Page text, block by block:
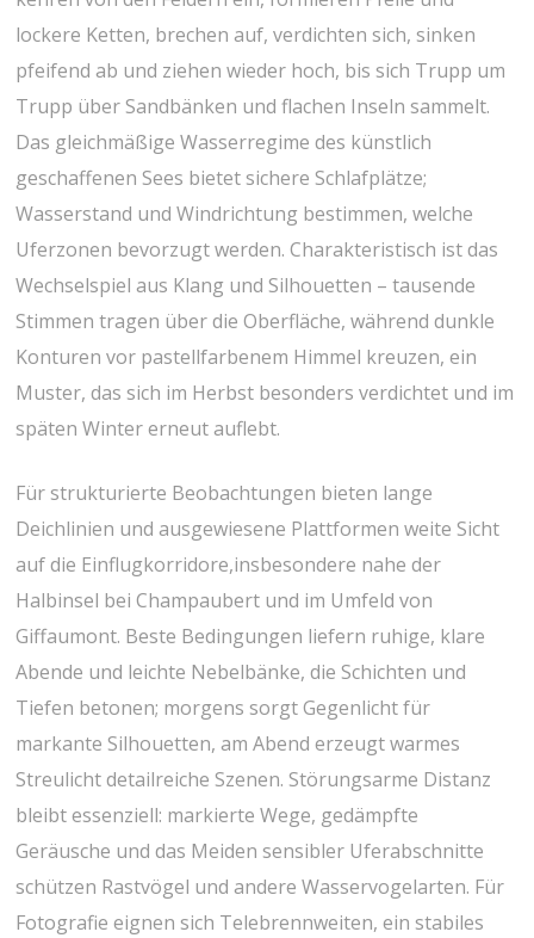
lockere Ketten, brechen auf, ⁣verdichten sich, sinken
pfeifend ‍ab und‍ ziehen wieder hoch,‍ bis sich Trupp um
Trupp über Sandbänken und flachen Inseln‍ sammelt.
Das gleichmäßige Wasserregime des künstlich
geschaffenen Sees⁤ bietet sichere Schlafplätze;
Wasserstand und⁤ Windrichtung bestimmen, welche
Uferzonen bevorzugt werden. Charakteristisch ist das
Wechselspiel aus Klang und Silhouetten – tausende
Stimmen tragen über die⁢ Oberfläche, während dunkle⁤
Konturen vor pastellfarbenem Himmel kreuzen, ein
Muster, das sich im Herbst besonders verdichtet und im
späten Winter erneut auflebt.
Für‍ strukturierte Beobachtungen bieten⁣ lange
Deichlinien und ausgewiesene Plattformen weite Sicht
auf die Einflugkorridore,insbesondere⁢ nahe der
Halbinsel bei Champaubert und im Umfeld von
Giffaumont. Beste Bedingungen liefern ruhige, klare
Abende und‌ leichte Nebelbänke, die Schichten und
Tiefen betonen; morgens sorgt Gegenlicht ⁣für
markante ⁣Silhouetten, am Abend erzeugt‍ warmes
Streulicht detailreiche Szenen. Störungsarme Distanz
bleibt essenziell: ⁢markierte Wege, gedämpfte
Geräusche und das Meiden sensibler Uferabschnitte
schützen​ Rastvögel und andere Wasservogelarten. Für
Fotografie eignen⁤ sich Telebrennweiten, ein stabiles